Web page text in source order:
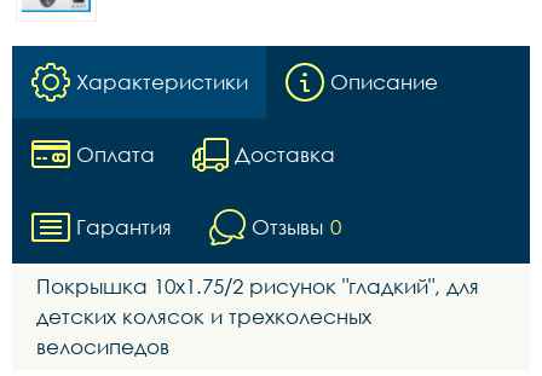
Характеристики Описание
Оплата Доставка
Гарантия Отзывы 0
Покрышка 10х1.75/2 рисунок "гладкий", для
детских колясок и трехколесных
велосипедов